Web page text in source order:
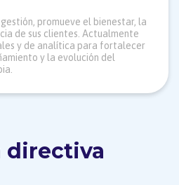
promueve el bienestar, la
de sus clientes. Actualmente
y de analítica para fortalecer
y la evolución del
directiva